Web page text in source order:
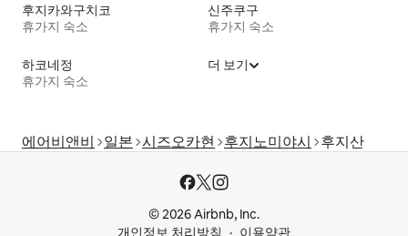
후지카와구치코
휴가지 숙소
신주쿠구
휴가지 숙소
하코네정
휴가지 숙소
더 보기
에어비앤비 일본 시즈오카현 후지노미야시 후지산
© 2026 Airbnb, Inc.